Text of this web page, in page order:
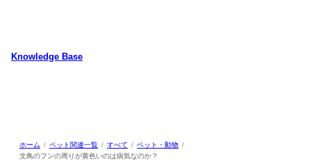
スKnowledge Base
ホーム ペット関連一覧 すべて
ペット・動物
文鳥のフンの周りが黄色いのは病気なのか？